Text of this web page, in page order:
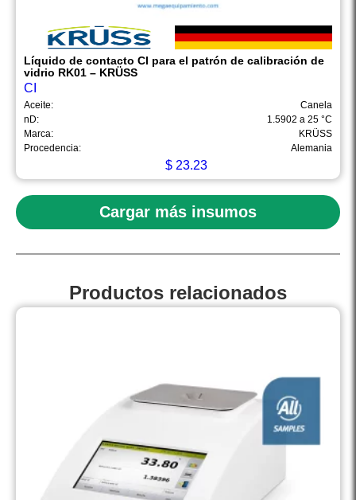
Líquido de contacto CI para el patrón de calibración de
vidrio RK01 – KRÜSS
CI
Aceite:
Canela
nD:
1.5902 a 25 °C
Marca:
KRÜSS
Procedencia:
Alemania
$23.23
Cargar más insumos
Productos relacionados